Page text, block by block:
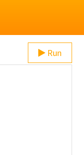
Run